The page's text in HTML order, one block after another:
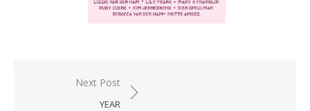
BerichtNext Post
YEAR